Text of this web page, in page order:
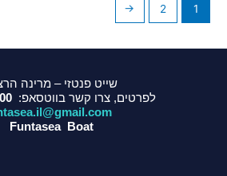
1
2
←
שייט פנטזי – מרינה
לפרטים, צרו קשר בווטסאפ:
Funtasea Boat